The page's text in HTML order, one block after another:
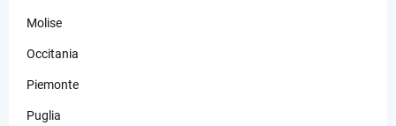
Molise
Occitania
Piemonte
Puglia